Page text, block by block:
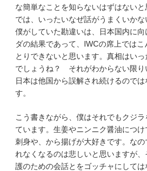
な簡単なことを知らないはずはないと
では、いったいなぜ話がうまくいか
僕がしていた勘違いは、日本国内に
ダの結果であって、IWCの席上ではこ
とりできないと思います。真相はい
でしょうね？ それがわからない限り
日本は他国から誤解され続けるので
す。
こう書きながら、僕はそれでもクジ
ています。生姜やニンニク醤油につ
刺身や、から揚げが大好きです。な
れなくなるのは悲しいと思いますが
護のための会話とをゴッチャにしては